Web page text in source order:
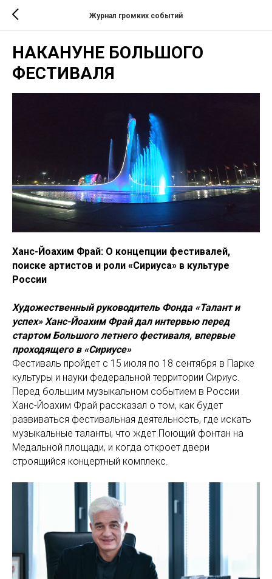
Журнал громких событий
НАКАНУНЕ БОЛЬШОГО
ФЕСТИВАЛЯ
Ханс-Йоахим Фрай: О концепции фестивалей,
поиске артистов и роли «Сириуса» в культуре
России
Художественный руководитель Фонда «Талант и
успех» Ханс-Йоахим Фрай дал интервью перед
стартом Большого летнего фестиваля, впервые
проходящего в «Сириусе»
Фестиваль пройдет с 15 июля по 18 сентября в Парке
культуры и науки федеральной территории Сириус.
Перед большим музыкальном событием в России
Ханс-Йоахим Фрай рассказал о том, как будет
развиваться фестивальная деятельность, где искать
музыкальные таланты, что ждет Поющий фонтан на
Медальной площади, и когда откроет двери
строящийся концертный комплекс.